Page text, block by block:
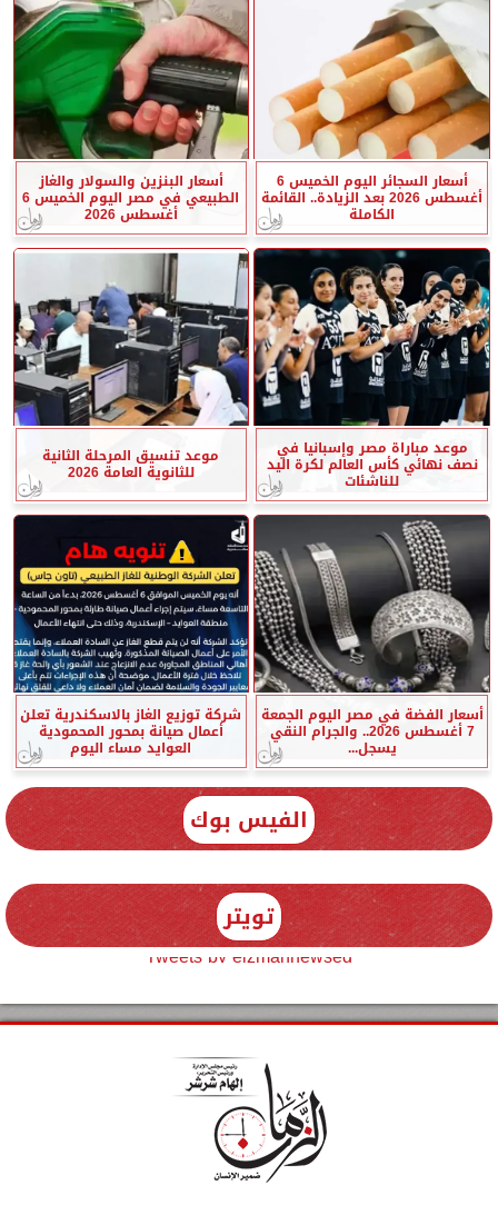
أسعار السجائر اليوم الخميس 6
أغسطس 2026 بعد الزيادة.. القائمة
الكاملة
أسعار البنزين والسولار والغاز
الطبيعي في مصر اليوم الخميس 6
أغسطس 2026
موعد مباراة مصر وإسبانيا في
نصف نهائي كأس العالم لكرة اليد
للناشئات
موعد تنسيق المرحلة الثانية
للثانوية العامة 2026
أسعار الفضة في مصر اليوم الجمعة
7 أغسطس 2026.. والجرام النقي
يسجل...
شركة توزيع الغاز بالاسكندرية تعلن
أعمال صيانة بمحور المحمودية
العوايد مساء اليوم
الفيس بوك
تويتر
Tweets by elzmannewseg